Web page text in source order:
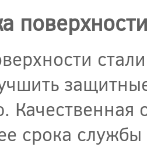
Качественная
срока